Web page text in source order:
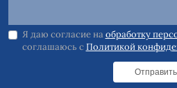
Я даю согласие наобработку
соглашаюсь сПолитикой
Отправить